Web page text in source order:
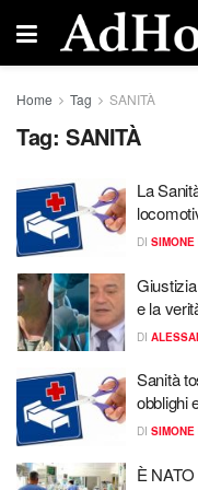
Home Tag SANITÀ
Tag: SANITÀ
La
DI SIMONE
e la
DI
Sanità
obblighi
DI SIMONE
È